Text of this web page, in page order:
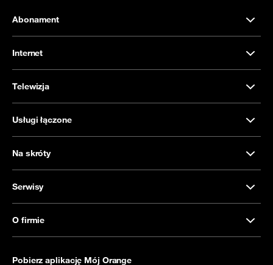
Abonament
Internet
Telewizja
Usługi łączone
Na skróty
Serwisy
O firmie
Pobierz aplikację Mój Orange